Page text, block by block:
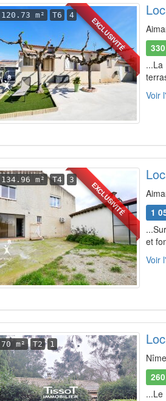
EXCLUSIVITÉ
120.73 m² T6 4
Voir
EXCLUSIVITÉ
134.96 m² T4 3
1
et
Voir
70 m² T2 1